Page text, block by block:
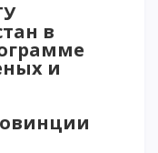
в
и